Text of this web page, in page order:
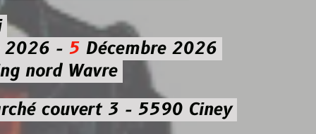
5Décembre 2026
Wavre
3 - 5590 Ciney